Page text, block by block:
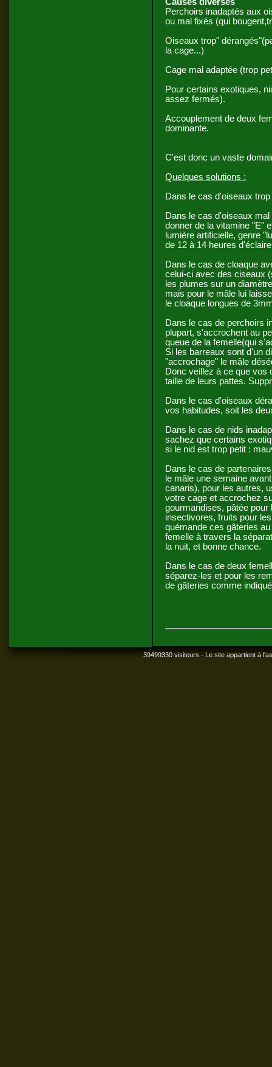
Perchoirs inadaptés aux
ou mal fixés (qui
Oiseaux trop"
la cage...)
Cage mal adaptée (trop
Pour certains exotiques,
assez fermés).
Accouplement de deux
dominante.
C'est donc un vaste
Quelques solutions :
Dans le cas d'oiseaux
Dans le cas d'oiseaux
donner de la vitamine "E"
lumière artificielle, genre
de 12 à 14 heures
Dans le cas de cloaque
celui-ci avec des ciseaux
les plumes sur un
mais pour le mâle lui
le cloaque longues de
Dans le cas de perchoirs
plupart, s'accrochent au
queue de la femelle(qui
Si les barreaux sont d'un
"accrochage" le mâle
Donc veillez à ce que vos
taille de leurs pattes.
Dans le cas d'oiseaux
vos habitudes, soit les
Dans le cas de nids
sachez que certains
si le nid est trop petit :
Dans le cas de
le mâle une semaine
canaris), pour les autres,
votre cage et accrochez
gourmandises, pâtée
insectivores, fruits pour
quémande ces gâteries
femelle à travers la
la nuit, et bonne chance.
Dans le cas de deux
séparez-les et pour les
de gâteries comme
39499330 visiteurs - Le site appartient à